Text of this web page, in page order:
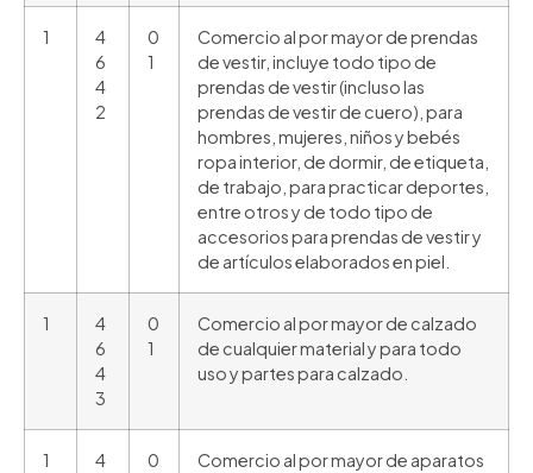
1
4
6
4
2
0
1
Comercio al por mayor de prendas
de vestir, incluye todo tipo de
prendas de vestir (incluso las
prendas de vestir de cuero), para
hombres, mujeres, niños y bebés
ropa interior, de dormir, de etiqueta,
de trabajo, para practicar deportes,
entre otros y de todo tipo de
accesorios para prendas de vestir y
de artículos elaborados en piel.
1
4
6
4
3
0
1
Comercio al por mayor de calzado
de cualquier material y para todo
uso y partes para calzado.
1
4
0
Comercio al por mayor de aparatos